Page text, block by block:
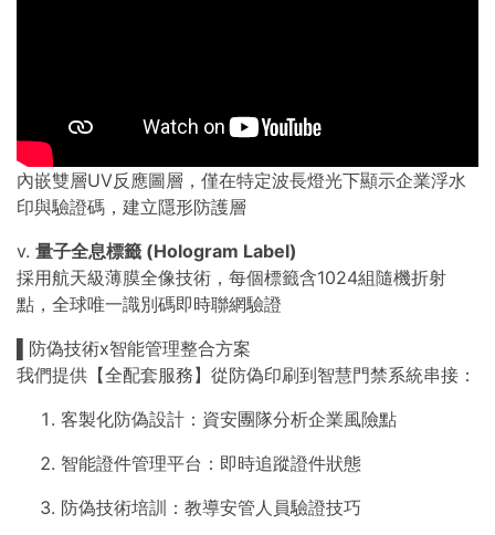
內嵌雙層UV反應圖層，僅在特定波長燈光下顯示企業浮水
印與驗證碼，建立隱形防護層
v. 量子全息標籤 (Hologram Label)
採用航天級薄膜全像技術，每個標籤含1024組隨機折射
點，全球唯一識別碼即時聯網驗證
▌防偽技術x智能管理整合方案
我們提供【全配套服務】從防偽印刷到智慧門禁系統串接：
客製化防偽設計：資安團隊分析企業風險點
智能證件管理平台：即時追蹤證件狀態
防偽技術培訓：教導安管人員驗證技巧